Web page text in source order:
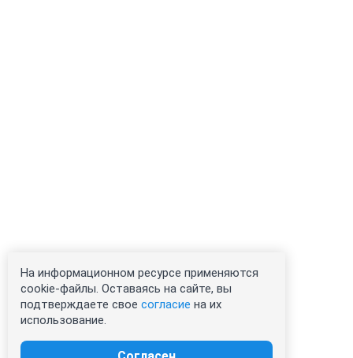
На информационном ресурсе применяются
cookie-файлы. Оставаясь на сайте, вы
подтверждаете свое согласие на их
использование.